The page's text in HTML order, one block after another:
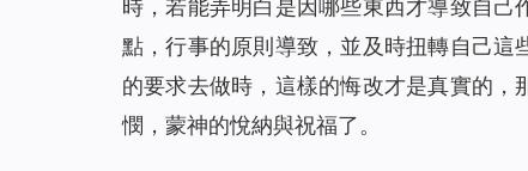
時，若能弄明白是因哪些東西才導致自
點，行事的原則導致，並及時扭轉自己
的要求去做時，這樣的悔改才是真實的
憫，蒙神的悅納與祝福了。